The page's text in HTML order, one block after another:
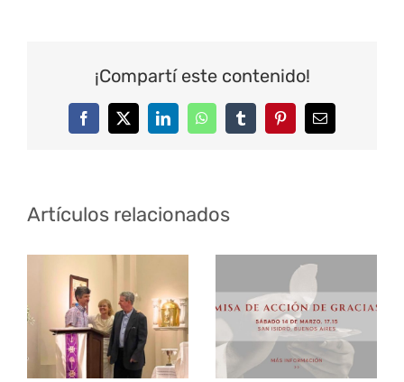
¡Compartí este contenido!
FacebookTwitterLinkedInWhatsAppTumblrPinterestCorreo
electrónico
Artículos relacionados